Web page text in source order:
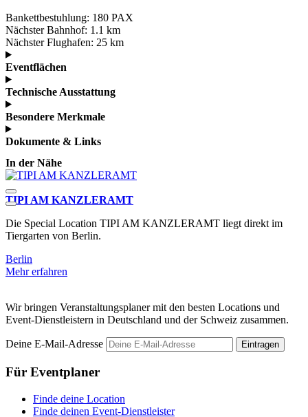
Bankettbestuhlung: 180 PAX
Nächster Bahnhof: 1.1 km
Nächster Flughafen: 25 km
Eventflächen
Technische Ausstattung
Besondere Merkmale
Dokumente & Links
In der Nähe
TIPI AM KANZLERAMT
Die Special Location TIPI AM KANZLERAMT liegt direkt im
Tiergarten von Berlin.
Berlin
Mehr erfahren
Wir bringen Veranstaltungsplaner mit den besten Locations und
Event-Dienstleistern in Deutschland und der Schweiz zusammen.
Deine E-Mail-Adresse Eintragen
Für Eventplaner
Finde deine Location
Finde deinen Event-Dienstleister